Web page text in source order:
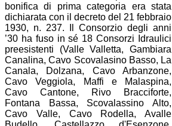
bonifica di prima categoria era stata
dichiarata con il decreto del 21 febbraio
1930, n. 237. Il Consorzio degli anni
’30 ha fuso in sé 18 Consorzi Idraulici
preesistenti (Valle Valletta, Gambiara
Canalina, Cavo Scovalasino Basso, La
Canala, Dolzana, Cavo Arbanzone,
Cavo Veggiola, Maffi e Malaspina,
Cavo Cantone, Rivo Bracciforte,
Fontana Bassa, Scovalassino Alto,
Cavo Valle, Cavo Rodella, Avalle